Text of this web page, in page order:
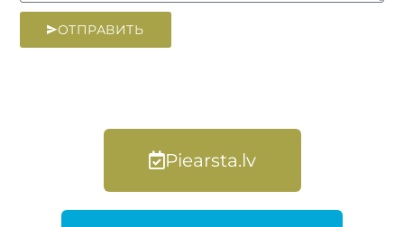
ОТПРАВИТЬ
Piearsta.lv